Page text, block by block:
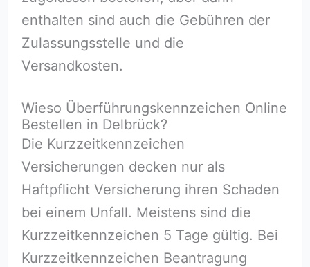
enthalten sind auch die Gebühren der
Zulassungsstelle und die
Versandkosten.
Wieso Überführungskennzeichen Online
Bestellen in Delbrück?
Die Kurzzeitkennzeichen
Versicherungen decken nur als
Haftpflicht Versicherung ihren Schaden
bei einem Unfall. Meistens sind die
Kurzzeitkennzeichen 5 Tage gültig. Bei
Kurzzeitkennzeichen Beantragung